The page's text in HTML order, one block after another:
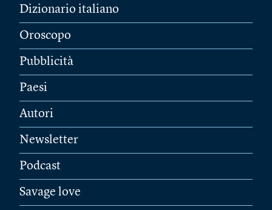
Dizionario italiano
Oroscopo
Pubblicità
Paesi
Autori
Newsletter
Podcast
Savage love